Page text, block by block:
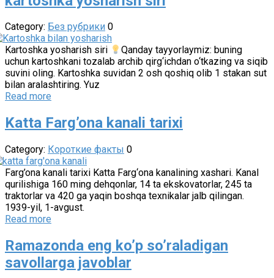
Category: Без рубрики 0
Kartoshka yosharish siri
Qanday tayyorlaymiz: buning
uchun kartoshkani tozalab archib qirg‘ichdan o‘tkazing va siqib
suvini oling. Kartoshka suvidan 2 osh qoshiq olib 1 stakan sut
bilan aralashtiring. Yuz
Read more
Katta Farg’ona kanali tarixi
Category: Короткие факты 0
Farg’ona kanali tarixi Katta Farg‘ona kanalining xashari. Kanal
qurilishiga 160 ming dehqonlar, 14 ta ekskovatorlar, 245 ta
traktorlar va 420 ga yaqin boshqa texnikalar jalb qilingan.
1939-yil, 1-avgust.
Read more
Ramazonda eng ko’p so’raladigan
savollarga javoblar